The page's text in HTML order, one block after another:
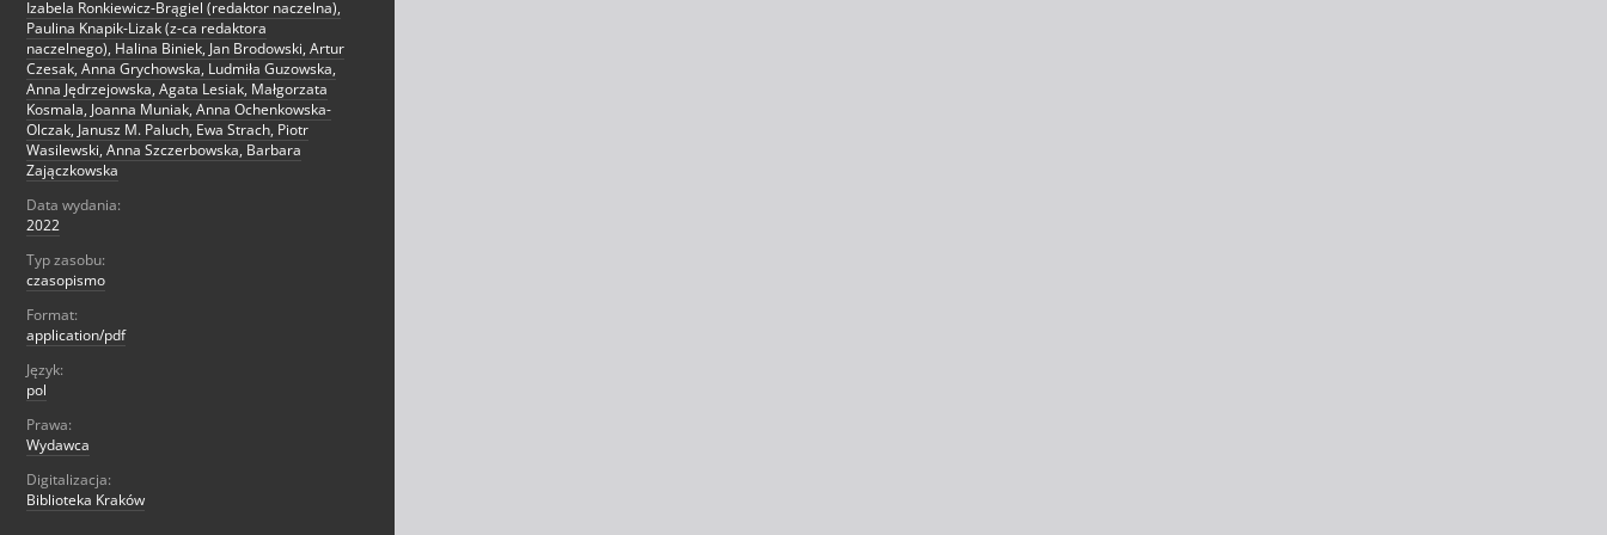
Izabela Ronkiewicz-Brągiel (redaktor naczelna),
Paulina Knapik-Lizak (z-ca redaktora
naczelnego), Halina Biniek, Jan Brodowski, Artur
Czesak, Anna Grychowska, Ludmiła Guzowska,
Anna Jędrzejowska, Agata Lesiak, Małgorzata
Kosmala, Joanna Muniak, Anna Ochenkowska-
Olczak, Janusz M. Paluch, Ewa Strach, Piotr
Wasilewski, Anna Szczerbowska, Barbara
Zajączkowska
Data wydania:
2022
Typ zasobu:
czasopismo
Format:
application/pdf
Język:
pol
Prawa:
Wydawca
Digitalizacja:
Biblioteka Kraków